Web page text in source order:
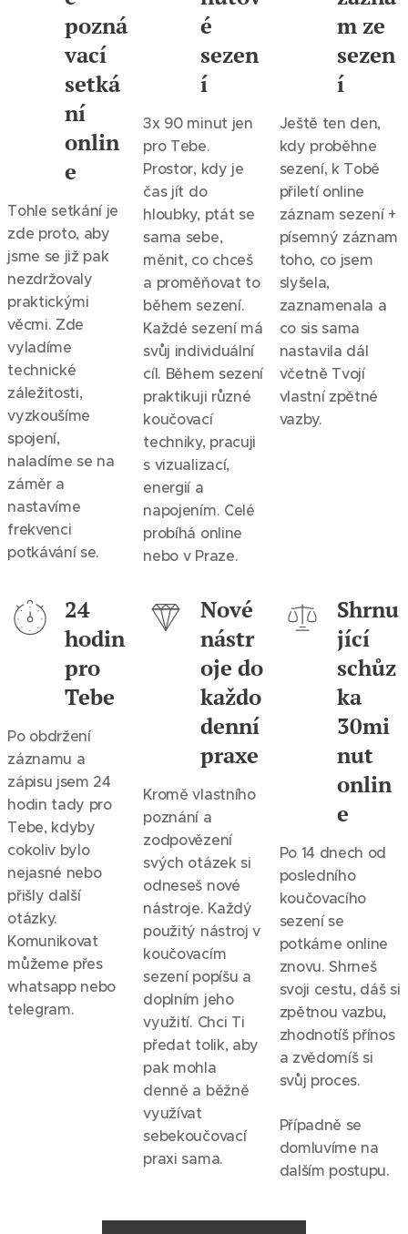
pokud mě vyhledáš, změna je nevyhnutelná.
pozná
vací
setká
ní
onlin
e
Tohle setkání je
zde proto, aby
jsme se již pak
nezdržovaly
praktickými
věcmi. Zde
vyladíme
technické
záležitosti,
vyzkoušíme
spojení,
naladíme se na
záměr a
nastavíme
frekvenci
potkávání se.
é
sezen
í
3x 90 minut jen
pro Tebe.
Prostor, kdy je
čas jít do
hloubky, ptát se
sama sebe,
měnit, co chceš
a proměňovat to
během sezení.
Každé sezení má
svůj individuální
cíl. Během sezení
praktikuji různé
koučovací
techniky, pracuji
s vizualizací,
energií a
napojením. Celé
probíhá online
nebo v Praze.
m ze
sezen
í
Ještě ten den,
kdy proběhne
sezení, k Tobě
přiletí online
záznam sezení +
písemný záznam
toho, co jsem
slyšela,
zaznamenala a
co sis sama
nastavila dál
včetně Tvojí
vlastní zpětné
vazby.
24
hodin
pro
Tebe
Po obdržení
záznamu a
zápisu jsem 24
hodin tady pro
Tebe, kdyby
cokoliv bylo
nejasné nebo
přišly další
otázky.
Komunikovat
můžeme přes
whatsapp nebo
telegram.
Nové
nástr
oje do
každo
denní
praxe
Kromě vlastního
poznání a
zodpovězení
svých otázek si
odneseš nové
nástroje. Každý
použitý nástroj v
koučovacím
sezení popíšu a
doplním jeho
využití. Chci Ti
předat tolik, aby
pak mohla
denně a běžně
využívat
sebekoučovací
praxi sama.
Shrnu
jící
schůz
ka
30mi
nut
onlin
e
Po 14 dnech od
posledního
koučovacího
sezení se
potkáme online
znovu. Shrneš
svoji cestu, dáš si
zpětnou vazbu,
zhodnotíš přínos
a zvědomíš si
svůj proces.
Případně se
domluvíme na
dalším postupu.